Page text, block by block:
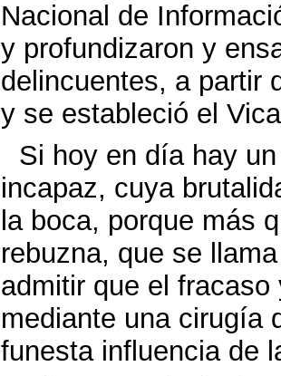
Nacional de
y profundizaron y
delincuentes, a partir
y se estableció el
Si hoy en día hay
incapaz, cuya
la boca, porque más
rebuzna, que se
admitir que el
mediante una cirugía
funesta influencia de